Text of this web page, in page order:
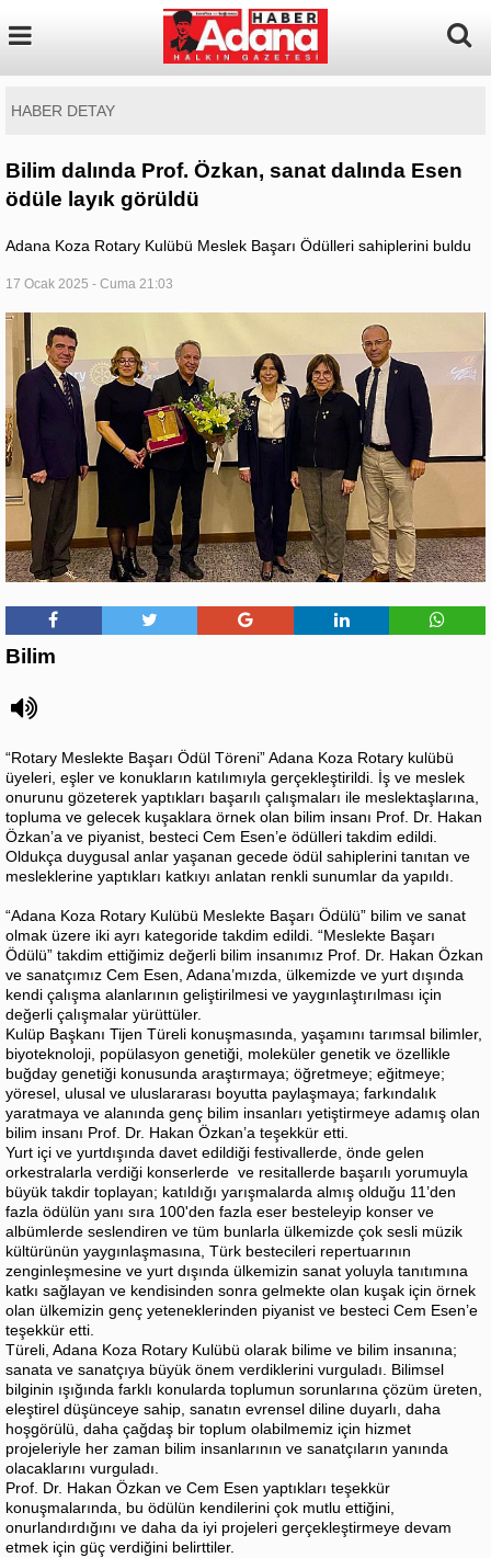
HABER DETAY
Bilim dalında Prof. Özkan, sanat dalında Esen
ödüle layık görüldü
Adana Koza Rotary Kulübü Meslek Başarı Ödülleri sahiplerini buldu
17 Ocak 2025 - Cuma 21:03
Bilim
“Rotary Meslekte Başarı Ödül Töreni” Adana Koza Rotary kulübü
üyeleri, eşler ve konukların katılımıyla gerçekleştirildi. İş ve meslek
onurunu gözeterek yaptıkları başarılı çalışmaları ile meslektaşlarına,
topluma ve gelecek kuşaklara örnek olan bilim insanı Prof. Dr. Hakan
Özkan’a ve piyanist, besteci Cem Esen’e ödülleri takdim edildi.
Oldukça duygusal anlar yaşanan gecede ödül sahiplerini tanıtan ve
mesleklerine yaptıkları katkıyı anlatan renkli sunumlar da yapıldı.
“Adana Koza Rotary Kulübü Meslekte Başarı Ödülü” bilim ve sanat
olmak üzere iki ayrı kategoride takdim edildi. “Meslekte Başarı
Ödülü” takdim ettiğimiz değerli bilim insanımız Prof. Dr. Hakan Özkan
ve sanatçımız Cem Esen, Adana’mızda, ülkemizde ve yurt dışında
kendi çalışma alanlarının geliştirilmesi ve yaygınlaştırılması için
değerli çalışmalar yürüttüler.
Kulüp Başkanı Tijen Türeli konuşmasında, yaşamını tarımsal bilimler,
biyoteknoloji, popülasyon genetiği, moleküler genetik ve özellikle
buğday genetiği konusunda araştırmaya; öğretmeye; eğitmeye;
yöresel, ulusal ve uluslararası boyutta paylaşmaya; farkındalık
yaratmaya ve alanında genç bilim insanları yetiştirmeye adamış olan
bilim insanı Prof. Dr. Hakan Özkan’a teşekkür etti.
Yurt içi ve yurtdışında davet edildiği festivallerde, önde gelen
orkestralarla verdiği konserlerde ve resitallerde başarılı yorumuyla
büyük takdir toplayan; katıldığı yarışmalarda almış olduğu 11’den
fazla ödülün yanı sıra 100'den fazla eser besteleyip konser ve
albümlerde seslendiren ve tüm bunlarla ülkemizde çok sesli müzik
kültürünün yaygınlaşmasına, Türk bestecileri repertuarının
zenginleşmesine ve yurt dışında ülkemizin sanat yoluyla tanıtımına
katkı sağlayan ve kendisinden sonra gelmekte olan kuşak için örnek
olan ülkemizin genç yeteneklerinden piyanist ve besteci Cem Esen’e
teşekkür etti.
Türeli, Adana Koza Rotary Kulübü olarak bilime ve bilim insanına;
sanata ve sanatçıya büyük önem verdiklerini vurguladı. Bilimsel
bilginin ışığında farklı konularda toplumun sorunlarına çözüm üreten,
eleştirel düşünceye sahip, sanatın evrensel diline duyarlı, daha
hoşgörülü, daha çağdaş bir toplum olabilmemiz için hizmet
projeleriyle her zaman bilim insanlarının ve sanatçıların yanında
olacaklarını vurguladı.
Prof. Dr. Hakan Özkan ve Cem Esen yaptıkları teşekkür
konuşmalarında, bu ödülün kendilerini çok mutlu ettiğini,
onurlandırdığını ve daha da iyi projeleri gerçekleştirmeye devam
etmek için güç verdiğini belirttiler.